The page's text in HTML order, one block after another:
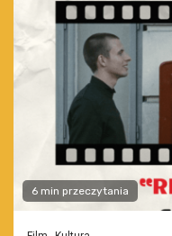
6 min przeczytania